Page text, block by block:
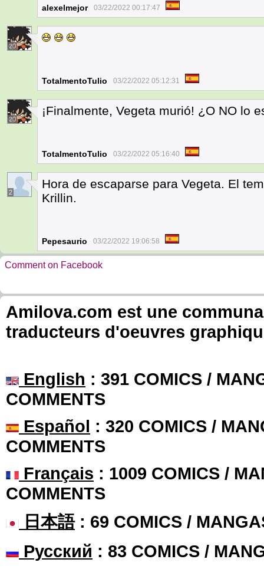
alexelmejor 03/22/2022 00:17:47
20
TotalmentoTulio 03/22/2022 05:12:31
20
¡Finalmente, Vegeta murió! ¿O NO lo
TotalmentoTulio 03/22/2022 05:16:40
2
Hora de escaparse para Vegeta. El
Krillin.
Pepesaurio 03/22/2022 19:06:58
Comment on Facebook
Amilova.com est une
traducteurs d'oeuvres
English : 391 COMICS /
COMMENTS
Español : 320 COMICS /
COMMENTS
Français : 1009 COMICS /
COMMENTS
日本語: 69 COMICS /
Русский : 83 COMICS /